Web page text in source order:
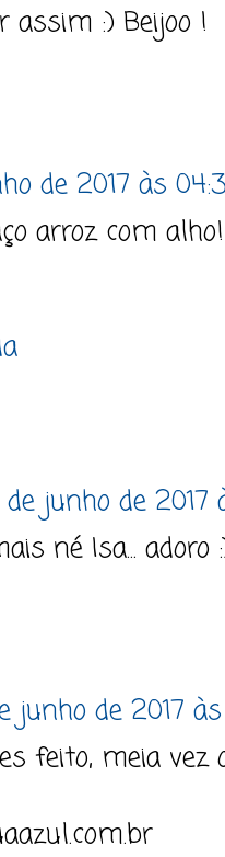
assim :) Beijoo !
de 2017 às
arroz com alho!
de junho de 2017
né Isa... adoro
junho de 2017
feito, meia